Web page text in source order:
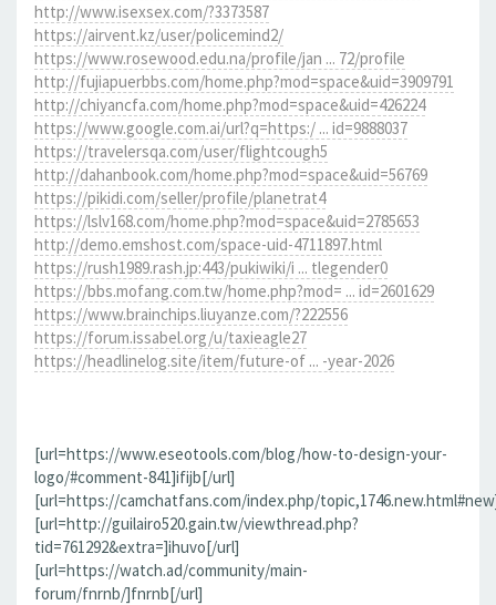
http://www.isexsex.com/?3373587
https://airvent.kz/user/policemind2/
https://www.rosewood.edu.na/profile/jan ... 72/profile
http://fujiapuerbbs.com/home.php?mod=space&uid=3909791
http://chiyancfa.com/home.php?mod=space&uid=426224
https://www.google.com.ai/url?q=https:/ ... id=9888037
https://travelersqa.com/user/flightcough5
http://dahanbook.com/home.php?mod=space&uid=56769
https://pikidi.com/seller/profile/planetrat4
https://lslv168.com/home.php?mod=space&uid=2785653
http://demo.emshost.com/space-uid-4711897.html
https://rush1989.rash.jp:443/pukiwiki/i ... tlegender0
https://bbs.mofang.com.tw/home.php?mod= ... id=2601629
https://www.brainchips.liuyanze.com/?222556
https://forum.issabel.org/u/taxieagle27
https://headlinelog.site/item/future-of ... -year-2026
[url=https://www.eseotools.com/blog/how-to-design-your-
logo/#comment-841]ifijb[/url]
[url=https://camchatfans.com/index.php/
[url=http://guilairo520.gain.tw/viewthread.php?
tid=761292&extra=]ihuvo[/url]
[url=https://watch.ad/community/main-
forum/fnrnb/]fnrnb[/url]